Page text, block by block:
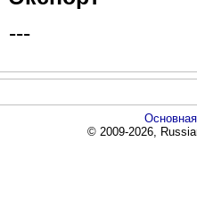
---
Основная
© 2009-2026,